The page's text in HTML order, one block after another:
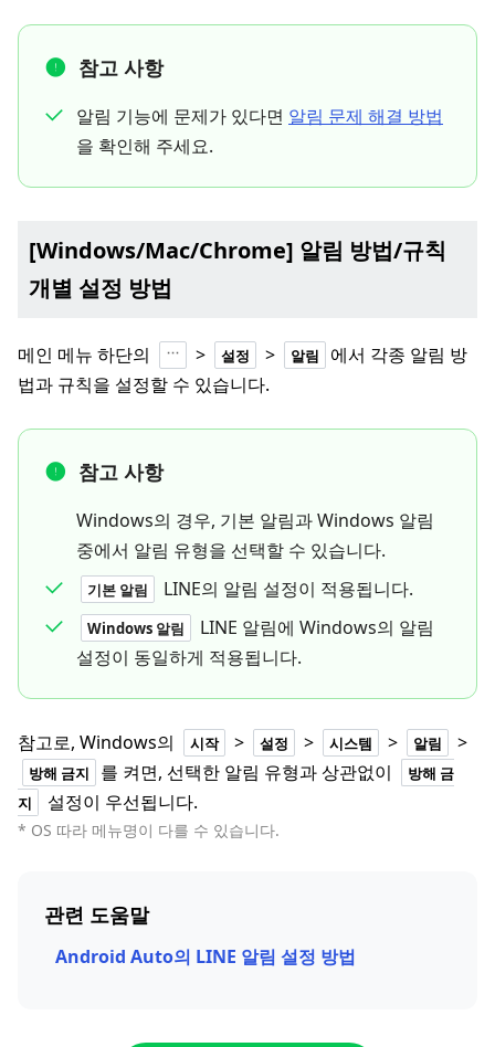
참고 사항
알림 기능에 문제가 있다면 알림 문제 해결 방법
을 확인해 주세요.
[Windows/Mac/Chrome] 알림 방법/규칙
개별 설정 방법
메인 메뉴 하단의 > 설정 > 알림
에서 각종 알림 방
법과 규칙을 설정할 수 있습니다.
참고 사항
Windows의 경우, 기본 알림과 Windows 알림
중에서 알림 유형을 선택할 수 있습니다.
기본 알림 LINE의 알림 설정이 적용됩니다.
Windows 알림
LINE 알림에 Windows의 알림
설정이 동일하게 적용됩니다.
참고로, Windows의 시작 > 설정 > 시스템 > 알림 >
방해 금지 를 켜면, 선택한 알림 유형과 상관없이
방해 금
지
설정이 우선됩니다.
* OS 따라 메뉴명이 다를 수 있습니다.
관련 도움말
Android Auto의 LINE 알림 설정 방법